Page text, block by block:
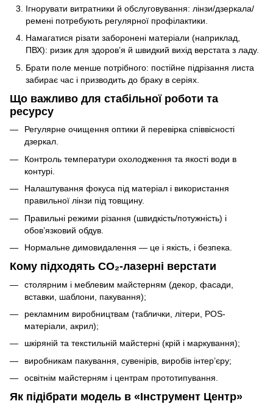
Ігнорувати витратники й обслуговування: лінзи/дзеркала/
ремені потребують регулярної профілактики.
Намагатися різати заборонені матеріали (наприклад,
ПВХ): ризик для здоров’я й швидкий вихід верстата з ладу.
Брати поле менше потрібного: постійне підрізання листа
забирає час і призводить до браку в серіях.
Що важливо для стабільної роботи та
ресурсу
Регулярне очищення оптики й перевірка співвісності
дзеркал.
Контроль температури охолодження та якості води в
контурі.
Налаштування фокуса під матеріал і використання
правильної лінзи під товщину.
Правильні режими різання (швидкість/потужність) і
обов’язковий обдув.
Нормальне димовидалення — це і якість, і безпека.
Кому підходять CO₂-лазерні верстати
столярним і меблевим майстерням (декор, фасади,
вставки, шаблони, пакування);
рекламним виробництвам (таблички, літери, POS-
матеріали, акрил);
шкіряній та текстильній майстерні (крій і маркування);
виробникам пакування, сувенірів, виробів інтер’єру;
освітнім майстерням і центрам прототипування.
Як підібрати модель в «Інструмент Центр»